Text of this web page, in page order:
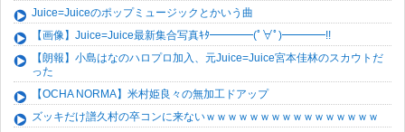
Juice=Juiceのポップミュージックとかいう曲
【画像】Juice=Juice最新集合写真ｷﾀ━━━━(ﾟ∀ﾟ)━━━━!!
【朗報】小島はなのハロプロ加入、元Juice=Juice宮本佳林のスカウトだ
った
【OCHA NORMA】米村姫良々の無加工ドアップ
ズッキだけ譜久村の卒コンに来ないｗｗｗｗｗｗｗｗｗｗｗｗｗｗｗｗ